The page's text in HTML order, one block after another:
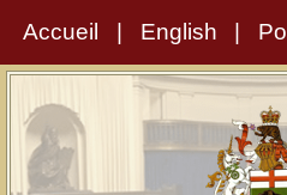
Accueil English